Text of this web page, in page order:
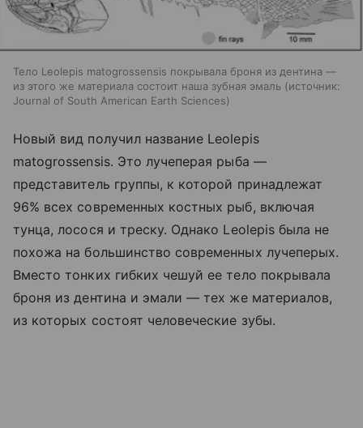
Тело Leolepis matogrossensis покрывала броня из дентина —
из этого же материала состоит наша зубная эмаль
источник:
Journal of South American Earth Sciences
Новый вид получил название Leolepis
matogrossensis. Это лучеперая рыба —
представитель группы, к которой принадлежат
96% всех современных костных рыб, включая
тунца, лосося и треску. Однако Leolepis была не
похожа на большинство современных лучеперых.
Вместо тонких гибких чешуй ее тело покрывала
броня из дентина и эмали — тех же материалов,
из которых состоят человеческие зубы.